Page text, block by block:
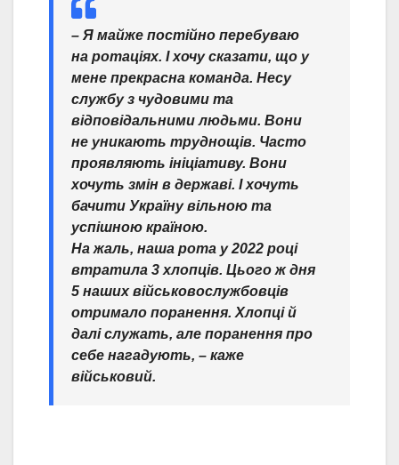
– Я майже постійно перебуваю
на ротаціях. І хочу сказати, що у
мене прекрасна команда. Несу
службу з чудовими та
відповідальними людьми. Вони
не уникають труднощів. Часто
проявляють ініціативу. Вони
хочуть змін в державі. І хочуть
бачити Україну вільною та
успішною країною.
На жаль, наша рота у 2022 році
втратила 3 хлопців. Цього ж дня
5 наших військовослужбовців
отримало поранення. Хлопці й
далі служать, але поранення про
себе нагадують, – каже
військовий.